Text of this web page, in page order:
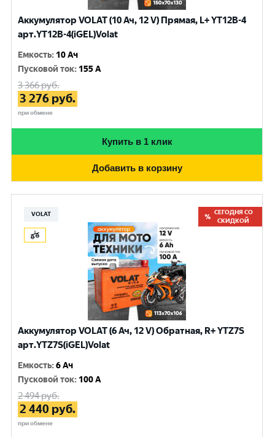
Аккумулятор VOLAT (10 Ач, 12 V) Прямая, L+ YT12B-4
арт.YT12B-4(iGEL)Volat
Емкость: 10 Ач
Пусковой ток: 155 A
3 366руб.
3 276 руб.
при обмене
Купить в 1 клик
Добавить в корзину
VOLAT
СЕГОДНЯ СО
СКИДКОЙ
Аккумулятор VOLAT (6 Ач, 12 V) Обратная, R+ YTZ7S
арт.YTZ7S(iGEL)Volat
Емкость:6 Ач
Пусковой ток: 100 A
2 494руб.
2 440 руб.
при обмене